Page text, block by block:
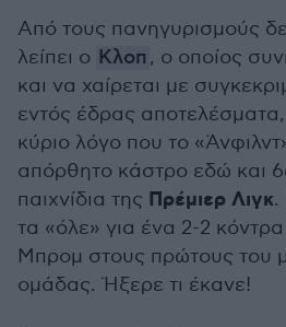
Από τους πανηγυρισμούς
λείπει ο Κλοπ , ο οποίος
και να χαίρεται με
εντός έδρας
κύριο λόγο που το «Άνφιλντ»
απόρθητο κάστρο εδώ και
παιχνίδια της Πρέμιερ Λιγκ.
τα «όλε» για ένα 2-2
Μπρομ στους πρώτους του
ομάδας. Ήξερε τι έκανε!